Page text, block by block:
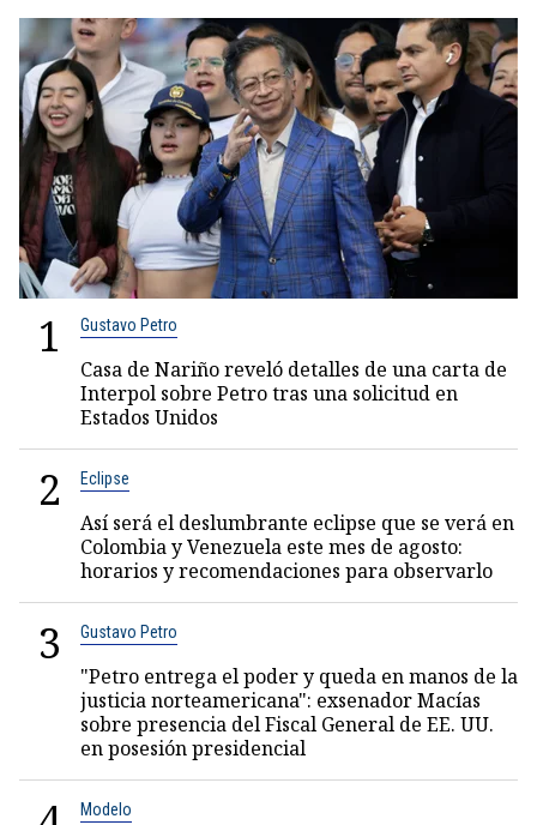
1 Gustavo Petro
Casa de Nariño reveló detalles de una carta de
Interpol sobre Petro tras una solicitud en
Estados Unidos
2 Eclipse
Así será el deslumbrante eclipse que se verá en
Colombia y Venezuela este mes de agosto:
horarios y recomendaciones para observarlo
3 Gustavo Petro
"Petro entrega el poder y queda en manos de la
justicia norteamericana": exsenador Macías
sobre presencia del Fiscal General de EE. UU.
en posesión presidencial
Modelo